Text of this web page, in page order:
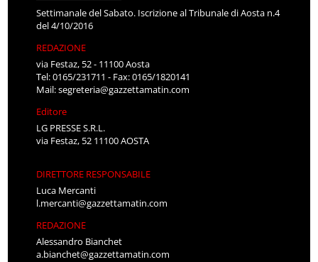
Settimanale del Sabato. Iscrizione al Tribunale di Aosta n.4
del 4/10/2016
REDAZIONE
via Festaz, 52 - 11100 Aosta
Tel: 0165/231711 - Fax: 0165/1820141
Mail:segreteria@gazzettamatin.com
Editore
LG PRESSE S.R.L.
via Festaz, 52 11100 AOSTA
DIRETTORE RESPONSABILE
Luca Mercanti
l.mercanti@gazzettamatin.com
REDAZIONE
Alessandro Bianchet
a.bianchet@gazzettamatin.com